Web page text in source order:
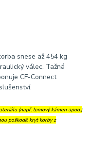
snese až 454 kg
válec. Tažná
CF-Connect
(např. lomový kámen apod.)
poškodit kryt korby z